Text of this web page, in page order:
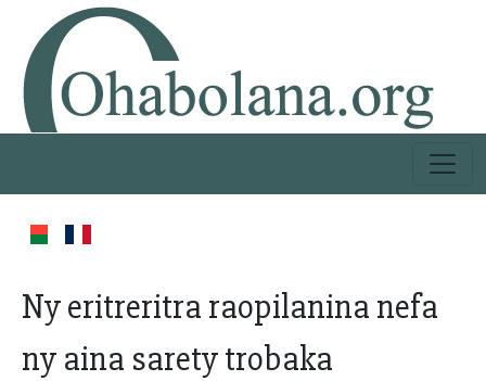
Ny eritreritra raopilanina nefa
ny aina sarety trobaka